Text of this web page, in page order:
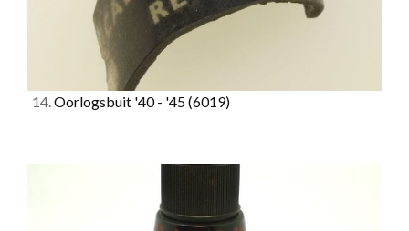
14.Oorlogsbuit '40 - '45(6019)